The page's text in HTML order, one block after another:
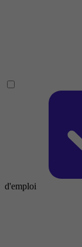
d'emploi